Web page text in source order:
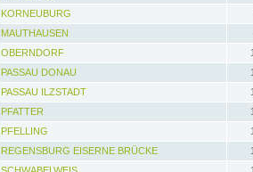
KORNEUBURG
MAUTHAUSEN
OBERNDORF
PASSAU DONAU
PASSAU ILZSTADT
PFATTER
PFELLING
REGENSBURG EISERNE BRÜCKE